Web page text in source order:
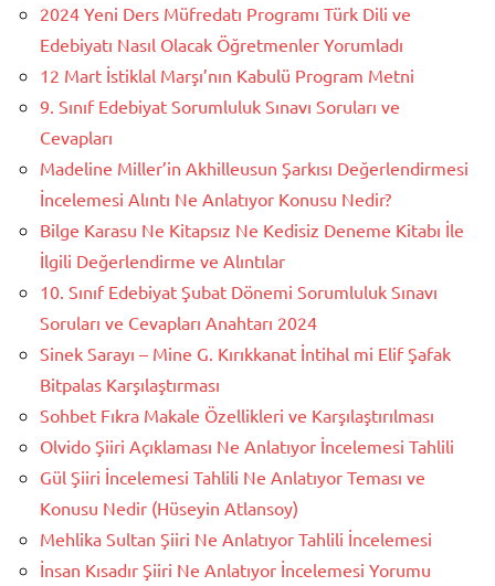
2024 Yeni Ders Müfredatı Programı Türk Dili ve
Edebiyatı Nasıl Olacak Öğretmenler Yorumladı
12 Mart İstiklal Marşı’nın Kabulü Program Metni
9. Sınıf Edebiyat Sorumluluk Sınavı Soruları ve
Cevapları
Madeline Miller’in Akhilleusun Şarkısı Değerlendirmesi
İncelemesi Alıntı Ne Anlatıyor Konusu Nedir?
Bilge Karasu Ne Kitapsız Ne Kedisiz Deneme Kitabı İle
İlgili Değerlendirme ve Alıntılar
10. Sınıf Edebiyat Şubat Dönemi Sorumluluk Sınavı
Soruları ve Cevapları Anahtarı 2024
Sinek Sarayı – Mine G. Kırıkkanat İntihal mi Elif Şafak
Bitpalas Karşılaştırması
Sohbet Fıkra Makale Özellikleri ve Karşılaştırılması
Olvido Şiiri Açıklaması Ne Anlatıyor İncelemesi Tahlili
Gül Şiiri İncelemesi Tahlili Ne Anlatıyor Teması ve
Konusu Nedir (Hüseyin Atlansoy)
Mehlika Sultan Şiiri Ne Anlatıyor Tahlili İncelemesi
İnsan Kısadır Şiiri Ne Anlatıyor İncelemesi Yorumu